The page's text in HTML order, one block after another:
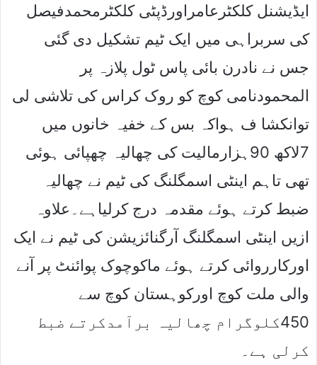
ایڈیشنل کلکٹرعامراورڈپٹی کلکٹرمحمدفیصل
کی سربراہی میں ایک ٹیم تشکیل دی گئی
جس نے نادرن بائی پاس ٹول پلازہ پر
المحمودنامی کوچ کو روک کراس کی تلاشی لی
توانکشا ف ہواکہ بس کے خفیہ خانوں میں
7لاکھ 90ہزارمالیت کی چھالیہ چھپائی ہوئی
تھی تاہم اینٹی اسمگلنگ کی ٹیم نے چھالیہ
ضبط کرتے ہوئے مقدمہ درج کرلیاہے۔علاوہ
ازیں اینٹی اسمگلنگ آرگنائزیشن کی ٹیم نے ایک
اورکارروائی کرتے ہوئے ماکوچوک پوائنٹ پر آنے
والی ملت کوچ اورکوہستان کوچ سے
450کلوگرام چھالیہ برآمدکرتے ضبط
کرلی ہے۔